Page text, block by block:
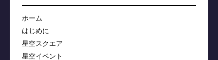
ホーム
はじめに
星空スクエア
星空イベント